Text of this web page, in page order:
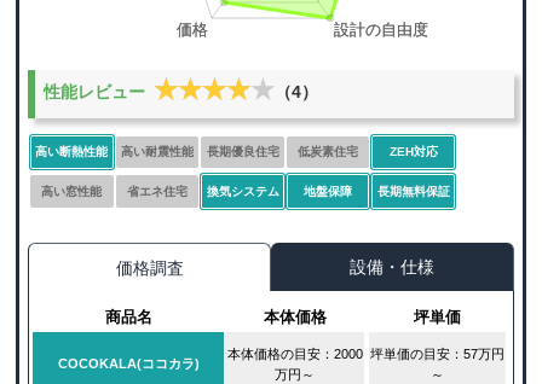
性能レビュー ★★★★★
★★★★★ （4）
高い断熱性能 高い耐震性能 長期優良住宅 低炭素住宅 ZEH対応
高い窓性能 省エネ住宅 換気システム 地盤保障 長期無料保証
価格調査 設備・仕様
商品名 本体価格 坪単価
COCOKALA(ココカラ)
本体価格の目安：2000
万円～
坪単価の目安：57万円
～